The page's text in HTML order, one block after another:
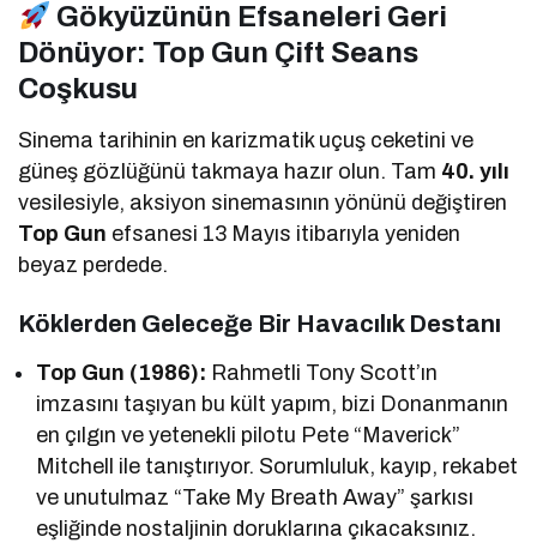
Gökyüzünün Efsaneleri Geri
Dönüyor: Top Gun Çift Seans
Coşkusu
Sinema tarihinin en karizmatik uçuş ceketini ve
güneş gözlüğünü takmaya hazır olun. Tam 40. yılı
vesilesiyle, aksiyon sinemasının yönünü değiştiren
Top Gun efsanesi 13 Mayıs itibarıyla yeniden
beyaz perdede.
Köklerden Geleceğe Bir Havacılık Destanı
Top Gun (1986): Rahmetli Tony Scott’ın
imzasını taşıyan bu kült yapım, bizi Donanmanın
en çılgın ve yetenekli pilotu Pete “Maverick”
Mitchell ile tanıştırıyor. Sorumluluk, kayıp, rekabet
ve unutulmaz “Take My Breath Away” şarkısı
eşliğinde nostaljinin doruklarına çıkacaksınız.